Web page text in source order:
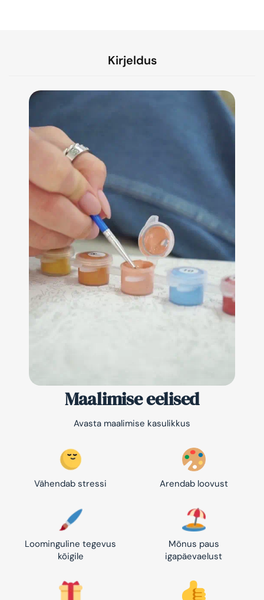
Kirjeldus
Maalimise eelised
Avasta maalimise kasulikkus
Vähendab stressi Arendab loovust
Loominguline tegevus
kõigile
Mõnus paus
igapäevaelust